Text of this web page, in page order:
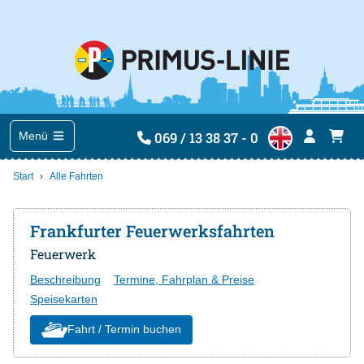
Menü 069 / 13 38 37 - 0
Start Alle Fahrten
Frankfurter Feuerwerksfahrten
Feuerwerk
Beschreibung
Termine, Fahrplan & Preise
Speisekarten
Fahrt / Termin buchen